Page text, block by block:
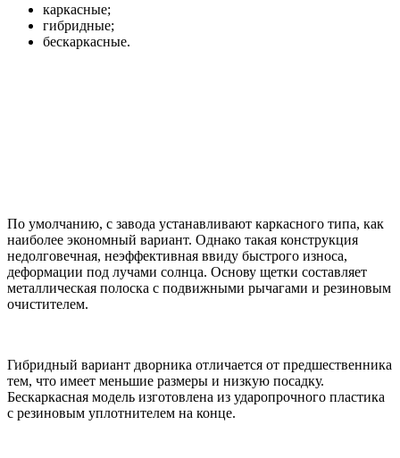
каркасные;
гибридные;
бескаркасные.
По умолчанию, с завода устанавливают каркасного типа, как
наиболее экономный вариант. Однако такая конструкция
недолговечная, неэффективная ввиду быстрого износа,
деформации под лучами солнца. Основу щетки составляет
металлическая полоска с подвижными рычагами и резиновым
очистителем.
Гибридный вариант дворника отличается от предшественника
тем, что имеет меньшие размеры и низкую посадку.
Бескаркасная модель изготовлена из ударопрочного пластика
с резиновым уплотнителем на конце.